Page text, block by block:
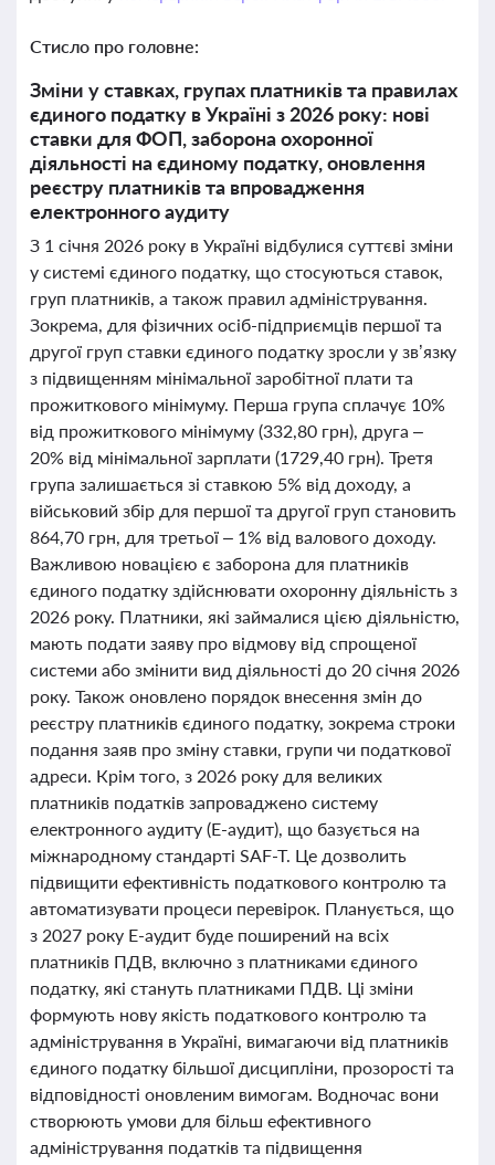
Стисло про головне:
Зміни у ставках, групах платників та правилах
єдиного податку в Україні з 2026 року: нові
ставки для ФОП, заборона охоронної
діяльності на єдиному податку, оновлення
реєстру платників та впровадження
електронного аудиту
З 1 січня 2026 року в Україні відбулися суттєві зміни
у системі єдиного податку, що стосуються ставок,
груп платників, а також правил адміністрування.
Зокрема, для фізичних осіб-підприємців першої та
другої груп ставки єдиного податку зросли у зв’язку
з підвищенням мінімальної заробітної плати та
прожиткового мінімуму. Перша група сплачує 10%
від прожиткового мінімуму (332,80 грн), друга –
20% від мінімальної зарплати (1729,40 грн). Третя
група залишається зі ставкою 5% від доходу, а
військовий збір для першої та другої груп становить
864,70 грн, для третьої – 1% від валового доходу.
Важливою новацією є заборона для платників
єдиного податку здійснювати охоронну діяльність з
2026 року. Платники, які займалися цією діяльністю,
мають подати заяву про відмову від спрощеної
системи або змінити вид діяльності до 20 січня 2026
року. Також оновлено порядок внесення змін до
реєстру платників єдиного податку, зокрема строки
подання заяв про зміну ставки, групи чи податкової
адреси. Крім того, з 2026 року для великих
платників податків запроваджено систему
електронного аудиту (Е-аудит), що базується на
міжнародному стандарті SAF-T. Це дозволить
підвищити ефективність податкового контролю та
автоматизувати процеси перевірок. Планується, що
з 2027 року Е-аудит буде поширений на всіх
платників ПДВ, включно з платниками єдиного
податку, які стануть платниками ПДВ. Ці зміни
формують нову якість податкового контролю та
адміністрування в Україні, вимагаючи від платників
єдиного податку більшої дисципліни, прозорості та
відповідності оновленим вимогам. Водночас вони
створюють умови для більш ефективного
адміністрування податків та підвищення